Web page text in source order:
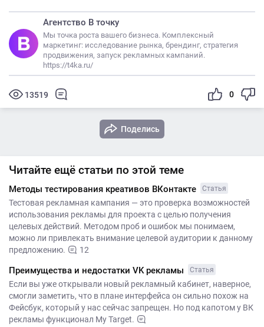
Агентство В точку
Мы точка роста вашего бизнеса. Комплексный
маркетинг: исследование рынка, брендинг, стратегия
продвижения, запуск рекламных кампаний.
https://t4ka.ru/
13519 0
Поделись
Читайте ещё статьи по этой теме
Методы тестирования креативов ВКонтакте Статья
Тестовая рекламная кампания — это проверка возможностей
использования рекламы для проекта с целью получения
целевых действий. Методом проб и ошибок мы понимаем,
можно ли привлекать внимание целевой аудитории к данному
предложению.
12
Преимущества и недостатки VK рекламы Статья
Если вы уже открывали новый рекламный кабинет, наверное,
смогли заметить, что в плане интерфейса он сильно похож на
Фейсбук, который у нас сейчас запрещен. Но под капотом у ВК
рекламы функционал My Target.